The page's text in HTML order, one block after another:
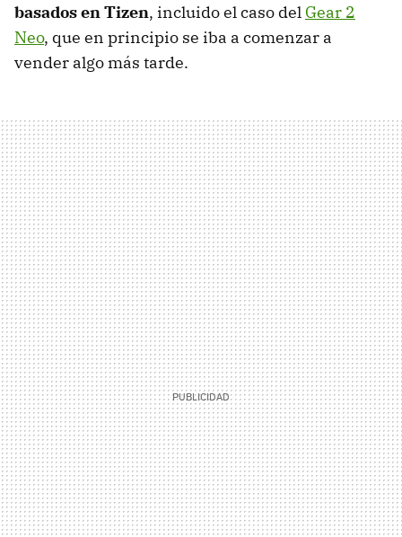
basados en Tizen, incluido el caso del Gear 2
Neo, que en principio se iba a comenzar a
vender algo más tarde.